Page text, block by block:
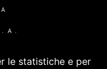
le statistiche e per